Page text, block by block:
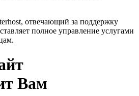
отвечающий за поддержку
полное управление услугами
Вам